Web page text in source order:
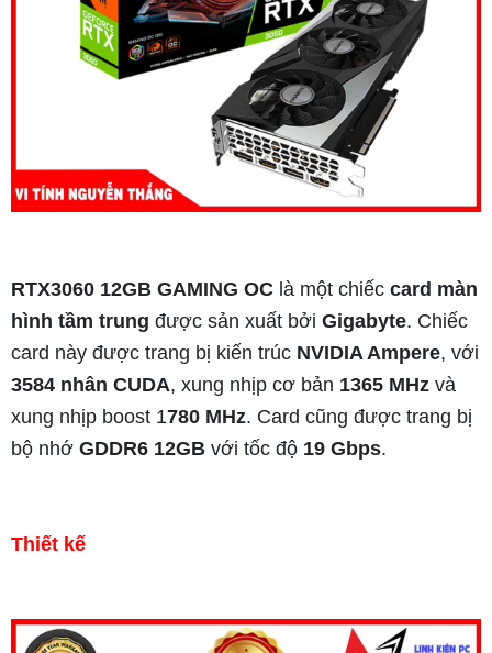
RTX3060 12GB GAMING OC là một chiếc card màn
hình tầm trung được sản xuất bởi Gigabyte. Chiếc
card này được trang bị kiến trúc NVIDIA Ampere, với
3584 nhân CUDA, xung nhịp cơ bản 1365 MHz và
xung nhịp boost 1780 MHz. Card cũng được trang bị
bộ nhớ GDDR6 12GB với tốc độ 19 Gbps.
Thiết kế